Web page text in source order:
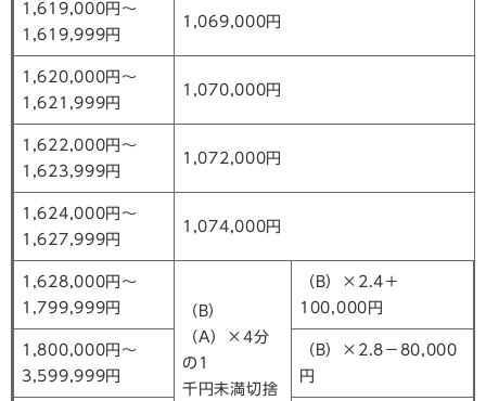
1,619,000円～
1,619,999円
1,069,000円
1,620,000円～
1,621,999円
1,070,000円
1,622,000円～
1,623,999円
1,072,000円
1,624,000円～
1,627,999円
1,074,000円
1,628,000円～
1,799,999円
（B）
（A）×4分
の1
千円未満切捨
（B）×2.4＋
100,000円
1,800,000円～
3,599,999円
（B）×2.8－80,000
円